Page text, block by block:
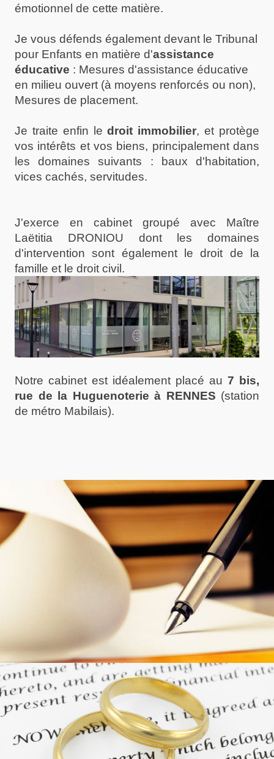
émotionnel de cette matière.
Je vous défends également devant le Tribunal
pour Enfants en matière d'assistance
éducative : Mesures d'assistance éducative
en milieu ouvert (à moyens renforcés ou non),
Mesures de placement.
Je traite enfin ledroit immobilier, et protège
vos intérêts et vos biens, principalement dans
les domaines suivants : baux d'habitation,
vices cachés, servitudes.
J'exerce en cabinet groupé avec Maître
Laëtitia DRONIOU dont les domaines
d'intervention sont également le droit de la
famille et le droit civil.
Notre cabinet est idéalement placé au 7 bis,
rue de la Huguenoterie à RENNES (station
de métro Mabilais).